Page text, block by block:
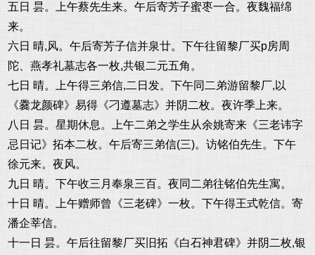
五日 昙。上午蔡先生来。午后寄芳子蜜枣一合。夜魏福绵
来。
六日 晴,风。午后寄芳子信并泉廿。下午往留黎厂买p房周
陀、燕孝礼墓志各一枚,共银二元五角。
七日 晴。上午得三弟信,二日发。下午同二弟游留黎厂,以
《爨龙颜碑》易得《刁遵墓志》并阴二枚。夜许季上来。
八日 昙。星期休息。上午二弟之学生从余姚寄来《三老讳字
忌日记》拓本二枚。午后寄三弟信(三)。访铭伯先生。下午
徐元来。夜风。
九日 晴。下午收三月奉泉三百。夜同二弟往铭伯先生寓。
十日 晴。上午赠师曾《三老碑》一枚。下午得王式乾信。寄
潘企莘信。
十一日 昙。午后往留黎厂买旧拓《白石神君碑》并阴二枚,银